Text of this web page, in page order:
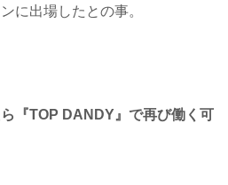
に出場したとの事。
『TOP DANDY』で再び働く可